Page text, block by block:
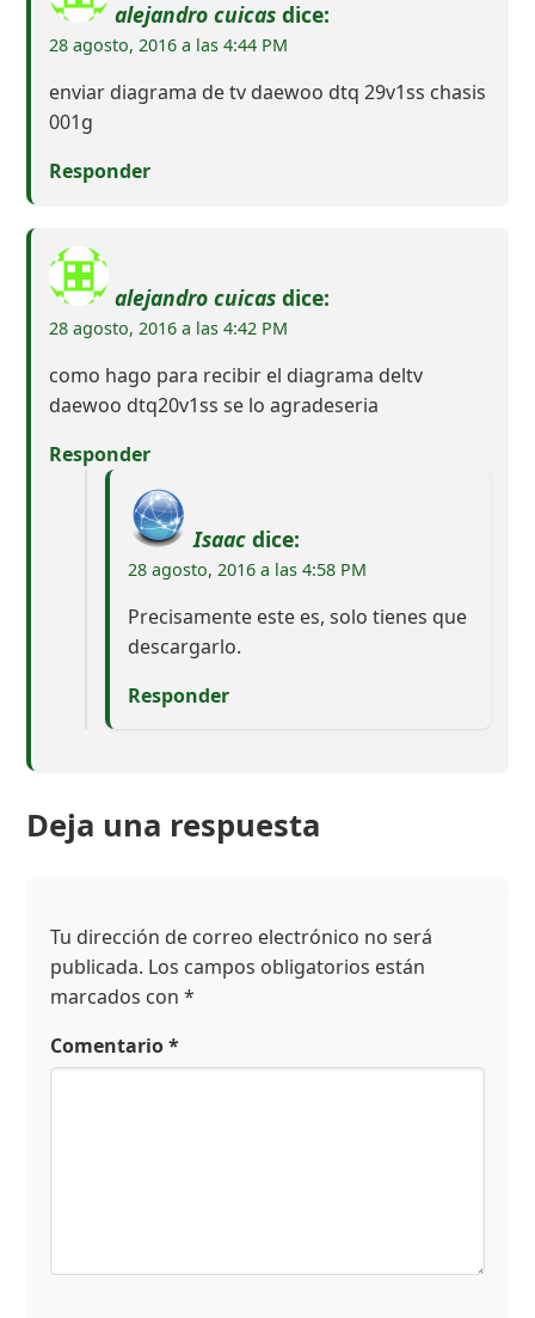
alejandro cuicas dice:
28 agosto, 2016 a las 4:44 PM
enviar diagrama de tv daewoo dtq 29v1ss chasis
001g
Responder
alejandro cuicas dice:
28 agosto, 2016 a las 4:42 PM
como hago para recibir el diagrama deltv
daewoo dtq20v1ss se lo agradeseria
Responder
Isaac dice:
28 agosto, 2016 a las 4:58 PM
Precisamente este es, solo tienes que
descargarlo.
Responder
Deja una respuesta
Tu dirección de correo electrónico no será
publicada. Los campos obligatorios están
marcados con*
Comentario*